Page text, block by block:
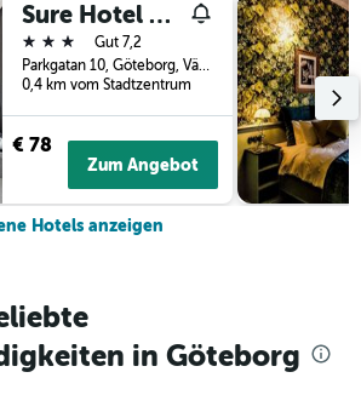
Sure Hotel by Best Western Allen
3 Sterne
Gut 7,2
Parkgatan 10, Göteborg, Västra Götalands län, Schweden
0,4 km vom Stadtzentrum
€ 78
Zum Angebot
Hotels anzeigen
in Göteborg